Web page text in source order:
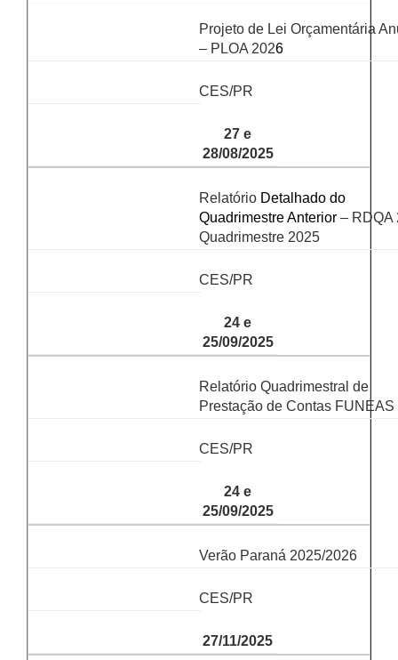
Projeto de Lei Orçamentária
– PLOA 2026
CES/PR
27 e
28/08/2025
Relatório Detalhado do
Quadrimestre Anterior – RDQA
Quadrimestre 2025
CES/PR
24 e
25/09/2025
Relatório Quadrimestral de
Prestação de Contas FUNEAS
CES/PR
24 e
25/09/2025
Verão Paraná 2025/2026
CES/PR
27/11/2025